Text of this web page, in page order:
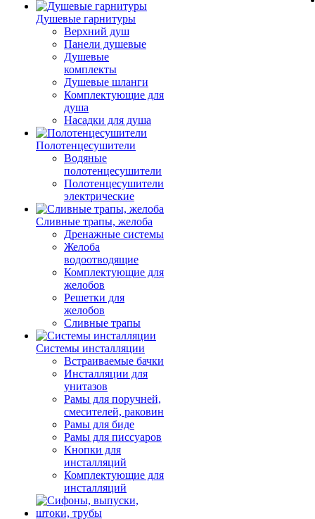
Душевые гарнитуры
Верхний душ
Панели душевые
Душевые
комплекты
Душевые шланги
Комплектующие для
душа
Насадки для душа
Полотенцесушители
Водяные
полотенцесушители
Полотенцесушители
электрические
Сливные трапы, желоба
Дренажные системы
Желоба
водоотводящие
Комплектующие для
желобов
Решетки для
желобов
Сливные трапы
Системы инсталляции
Встраиваемые бачки
Инсталляции для
унитазов
Рамы для поручней,
смесителей, раковин
Рамы для биде
Рамы для писсуаров
Кнопки для
инсталляций
Комплектующие для
инсталляций